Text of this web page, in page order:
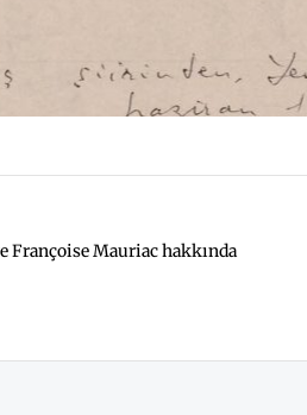
Françoise Mauriac hakkında